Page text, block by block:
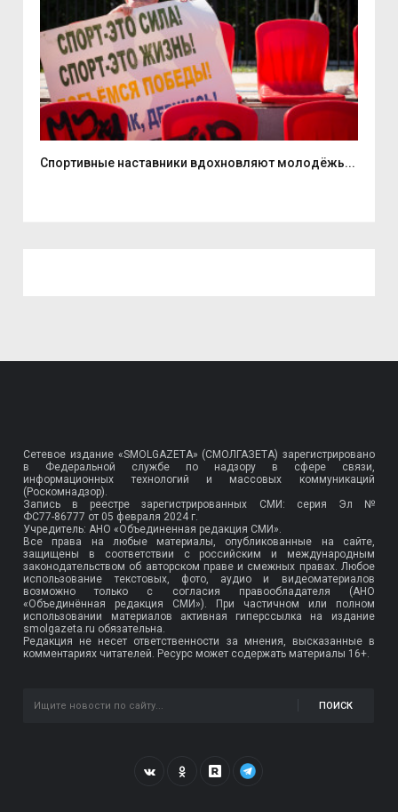
Спортивные наставники вдохновляют молодёжь...
Сетевое издание «SMOLGAZETA» (СМОЛГАЗЕТА) зарегистрировано
в Федеральной службе по надзору в сфере связи,
информационных технологий и массовых коммуникаций
(Роскомнадзор).
Запись в реестре зарегистрированных СМИ: серия Эл №
ФС77-86777 от 05 февраля 2024 г.
Учредитель: АНО «Объединенная редакция СМИ».
Все права на любые материалы, опубликованные на сайте,
защищены в соответствии с российским и международным
законодательством об авторском праве и смежных правах. Любое
использование текстовых, фото, аудио и видеоматериалов
возможно только с согласия правообладателя (АНО
«Объединённая редакция СМИ»). При частичном или полном
использовании материалов активная гиперссылка на издание
smolgazeta.ru обязательна.
Редакция не несет ответственности за мнения, высказанные в
комментариях читателей. Ресурс может содержать материалы 16+.
ПОИСК